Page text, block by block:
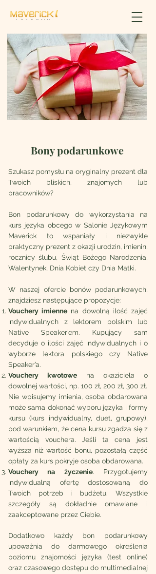
Bony podarunkowe
Szukasz pomysłu na oryginalny prezent dla
Twoich bliskich, znajomych lub
pracowników?
Bon podarunkowy do wykorzystania na
kurs języka obcego w Salonie Językowym
Maverick to wspaniały i niezwykle
praktyczny prezent z okazji urodzin, imienin,
rocznicy ślubu, Świąt Bożego Narodzenia,
Walentynek, Dnia Kobiet czy Dnia Matki.
W naszej ofercie bonów podarunkowych,
znajdziesz następujące propozycje:
Vouchery imienne na dowolną ilość zajęć
indywidualnych z lektorem polskim lub
Native Speaker’em. Kupujący sam
decyduje o ilości zajęć indywidualnych i o
wyborze lektora polskiego czy Native
Speaker’a.
Vouchery kwotowe na okaziciela o
dowolnej wartości, np. 100 zł, 200 zł, 300 zł.
Nie wpisujemy imienia, osoba obdarowana
może sama dokonać wyboru języka i formy
kursu (kurs indywidualny, duet, grupowy),
pod warunkiem, że cena kursu zgadza się z
wartością vouchera. Jeśli ta cena jest
wyższa niż wartość bonu, pozostałą część
opłaty za kurs pokryje osoba obdarowana.
Vouchery na życzenie. Przygotujemy
indywidualną ofertę dostosowaną do
Twoich potrzeb i budżetu. Wszystkie
szczegóły są dokładnie omawiane i
zaakceptowane przez Ciebie.
Dodatkowo każdy bon podarunkowy
upoważnia do darmowego określenia
poziomu znajomości języka (test online)
oraz czasowego dostępu do multimedialnej